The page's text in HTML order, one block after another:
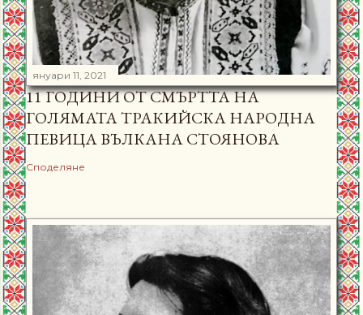
януари 11, 2021
11 ГОДИНИ ОТ СМЪРТТА НА
ГОЛЯМАТА ТРАКИЙСКА НАРОДНА
ПЕВИЦА ВЪЛКАНА СТОЯНОВА
Споделяне